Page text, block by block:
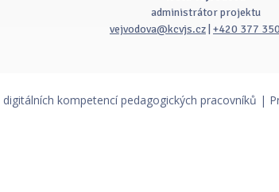
administrátor projektu
vejvodova@kcvjs.cz| +420 377
digitálních kompetencí pedagogických pracovníků |